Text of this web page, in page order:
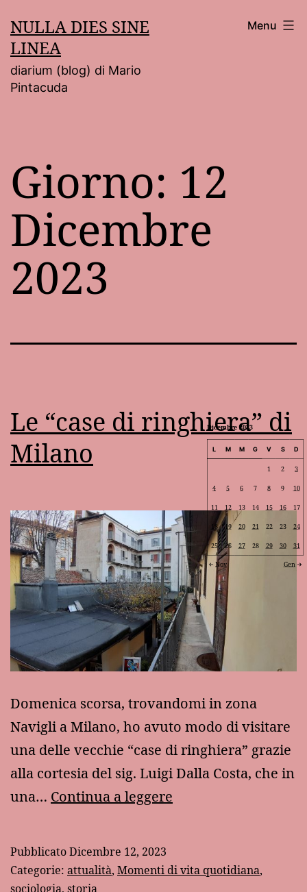
al
contenuto
NULLA DIES SINE
LINEA
diarium (blog) di Mario
Pintacuda
Menu
Giorno: 12
Dicembre
2023
Le “case di ringhiera” di
Milano
Domenica scorsa, trovandomi in zona
Navigli a Milano, ho avuto modo di visitare
una delle vecchie “case di ringhiera” grazie
alla cortesia del sig. Luigi Dalla Costa, che in
una… Continua a leggere
ringhiera”
PubblicatoDicembre 12, 2023
Categorie: attualità, Momenti di vita quotidiana,
sociologia, storia
Dicembre 2023
L M M G V S D
1 2 3
4 5 6 7 8 9 10
11 12 13 14 15 16 17
18 19 20 21 22 23 24
25 26 27 28 29 30 31
Nov Gen